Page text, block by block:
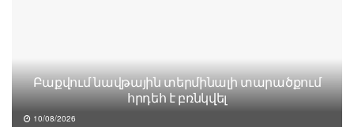
Բաքվում նավթային տերմինալի տարածքում
հրդեհ է բռնկվել
10/08/2026